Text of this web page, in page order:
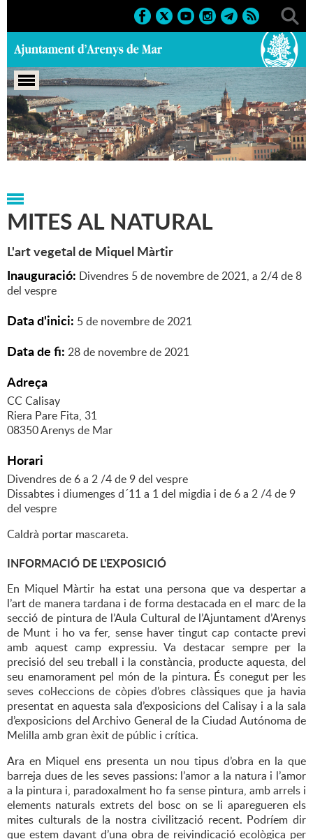
Portada > Exposicions > 2021 > Marcs > Culturals > 2021
> Exposicions
MITES AL NATURAL
L'art vegetal de Miquel Màrtir
Inauguració: Divendres 5 de novembre de 2021, a 2/4 de 8
del vespre
Data d'inici: 5de novembrede2021
Data de fi: 28de novembrede2021
Adreça
CC Calisay
Riera Pare Fita, 31
08350 Arenys de Mar
Horari
Divendres de 6 a 2 /4 de 9 del vespre
Dissabtes i diumenges d´11 a 1 del migdia i de 6 a 2 /4 de 9
del vespre
Caldrà portar mascareta.
INFORMACIÓ DE L'EXPOSICIÓ
En Miquel Màrtir ha estat una persona que va despertar a
l’art de manera tardana i de forma destacada en el marc de la
secció de pintura de l’Aula Cultural de l’Ajuntament d’Arenys
de Munt i ho va fer, sense haver tingut cap contacte previ
amb aquest camp expressiu. Va destacar sempre per la
precisió del seu treball i la constància, producte aquesta, del
seu enamorament pel món de la pintura. És conegut per les
seves col·leccions de còpies d’obres clàssiques que ja havia
presentat en aquesta sala d’exposicions del Calisay i a la sala
d’exposicions del Archivo General de la Ciudad Autónoma de
Melilla amb gran èxit de públic i crítica.
Ara en Miquel ens presenta un nou tipus d’obra en la que
barreja dues de les seves passions: l’amor a la natura i l’amor
a la pintura i, paradoxalment ho fa sense pintura, amb arrels i
elements naturals extrets del bosc on se li aparegueren els
mites culturals de la nostra civilització recent. Podríem dir
que estem davant d’una obra de reivindicació ecològica per